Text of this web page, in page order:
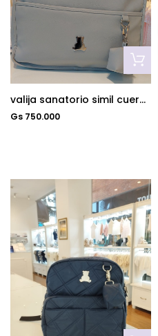
valija sanatorio simil cuero gris
Gs 750.000